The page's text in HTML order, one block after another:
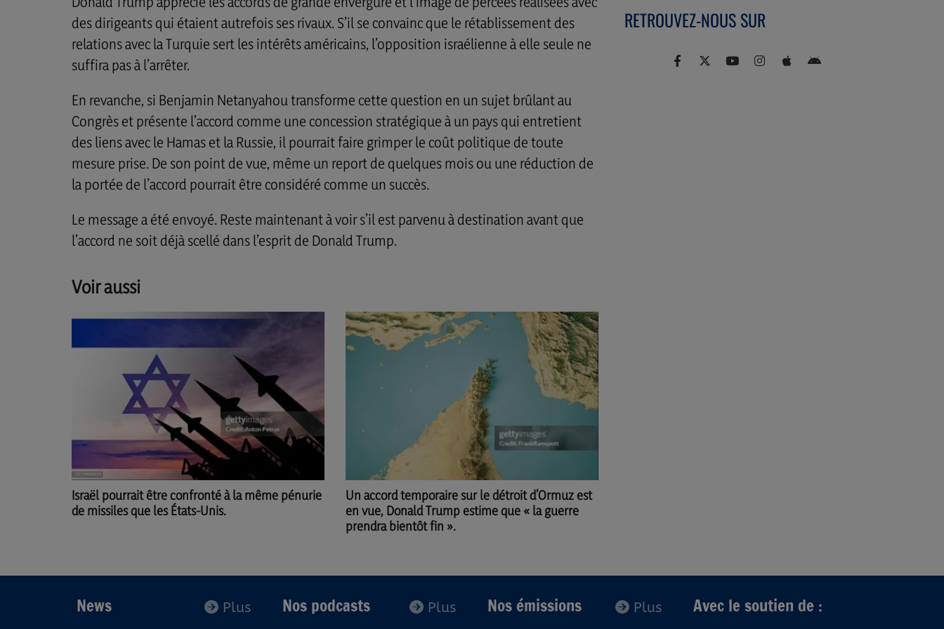
des dirigeants qui étaient autrefois ses rivaux. S’il se convainc que le rétablissement des
relations avec la Turquie sert les intérêts américains, l’opposition israélienne à elle seule ne
suffira pas à l’arrêter.
En revanche, si Benjamin Netanyahou transforme cette question en un sujet brûlant au
Congrès et présente l’accord comme une concession stratégique à un pays qui entretient
des liens avec le Hamas et la Russie, il pourrait faire grimper le coût politique de toute
mesure prise. De son point de vue, même un report de quelques mois ou une réduction de
la portée de l’accord pourrait être considéré comme un succès.
Le message a été envoyé. Reste maintenant à voir s’il est parvenu à destination avant que
l’accord ne soit déjà scellé dans l’esprit de Donald Trump.
Voir aussi
Israël pourrait être confronté à la même pénurie
de missiles que les États-Unis.
Un accord temporaire sur le détroit d’Ormuz est
en vue, Donald Trump estime que « la guerre
prendra bientôt fin ».
RETROUVEZ-NOUS SUR
Plus
News Plus
Nos podcasts Plus
Nos émissions Avec le soutien de :